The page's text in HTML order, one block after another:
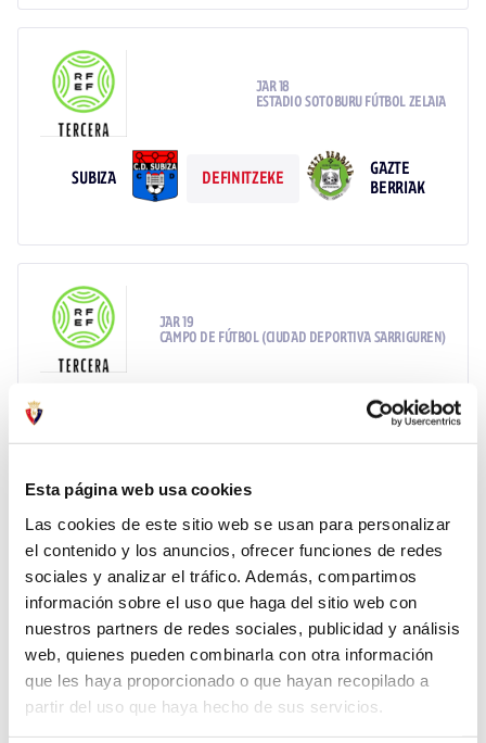
Esta página web usa cookies
Las cookies de este sitio web se usan para personalizar
el contenido y los anuncios, ofrecer funciones de redes
sociales y analizar el tráfico. Además, compartimos
información sobre el uso que haga del sitio web con
nuestros partners de redes sociales, publicidad y análisis
web, quienes pueden combinarla con otra información
que les haya proporcionado o que hayan recopilado a
partir del uso que haya hecho de sus servicios.
JAR 18
ESTADIO SOTOBURU FÚTBOL ZELAIA
SUBIZA DEFINITZEKE
GAZTE
BERRIAK
JAR 19
CAMPO DE FÚTBOL (CIUDAD DEPORTIVA SARRIGUREN)
SUBIZA
JAR 20
ESTADIO SOTOBURU FÚTBOL ZELAIA
SUBIZA DEFINITZEKE
AVANCE
EZCABARTE